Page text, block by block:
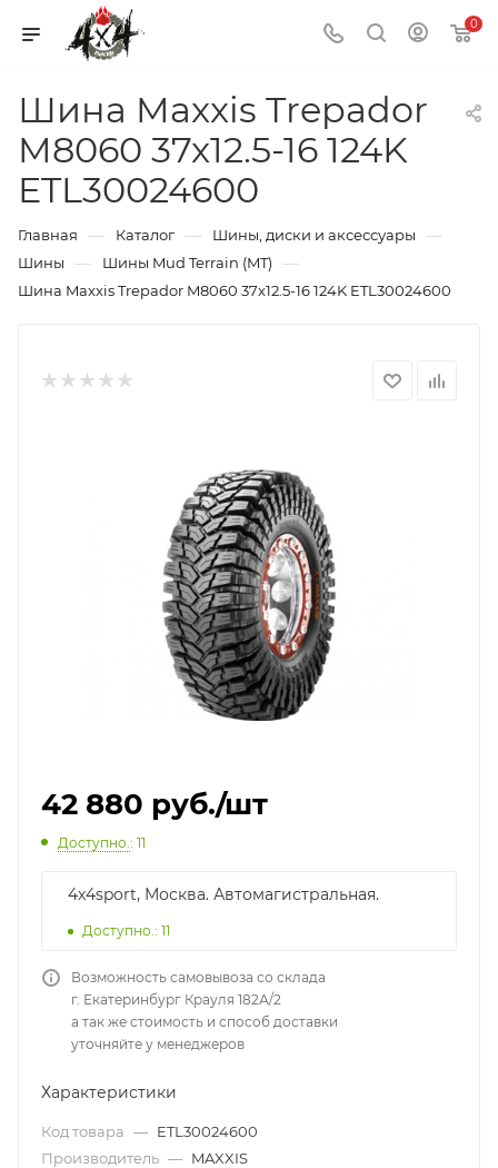
0
Шина Maxxis Trepador
M8060 37x12.5-16 124K
ETL30024600
Главная — Каталог — Шины, диски и аксессуары —
Шины — Шины Mud Terrain (MT) —
Шина Maxxis Trepador M8060 37x12.5-16 124K ETL30024600
42 880 руб./шт
Доступно. : 11
4x4sport, Москва. Автомагистральная.
Доступно.: 11
Возможность самовывоза со склада
г. Екатеринбург Крауля 182А/2
а так же стоимость и способ доставки
уточняйте у менеджеров
Характеристики
Код товара — ETL30024600
Производитель — MAXXIS